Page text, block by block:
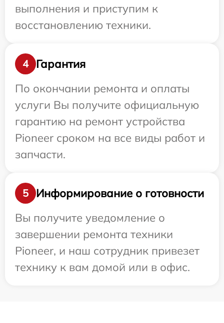
выполнения и приступим к
восстановлению техники.
4
Гарантия
По окончании ремонта и оплаты
услуги Вы получите официальную
гарантию на ремонт устройства
Pioneer сроком на все виды работ и
запчасти.
5
Информирование о готовности
Вы получите уведомление о
завершении ремонта техники
Pioneer, и наш сотрудник привезет
технику к вам домой или в офис.